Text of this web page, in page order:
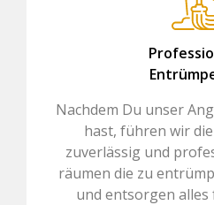
Nachdem Du unser
hast, führen wir
zuverlässig und
räumen die zu
und entsorgen alles